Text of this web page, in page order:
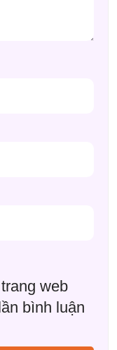
web
bình luận